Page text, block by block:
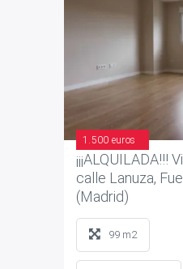
1.500 euros
¡¡¡ALQUILADA!!!
calle Lanuza,
(Madrid)
99 m2